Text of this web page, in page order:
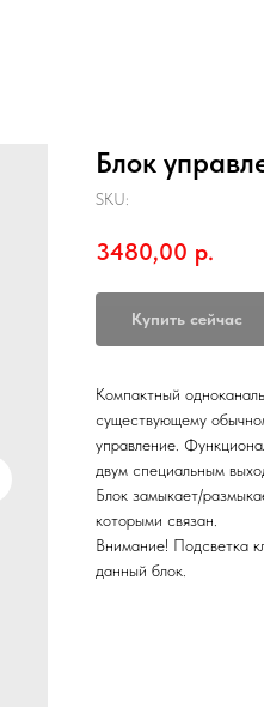
Блок
SKU:
3480,00 р.
Купить сейчас
Компактный
существующему
управление.
двум специальным
Блок замыкает/
которыми связан.
Внимание! Подсветка
данный блок.